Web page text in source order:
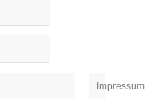
Impressum